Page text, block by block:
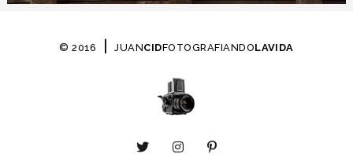
© 2016 | JUANCIDFOTOGRAFIANDOLAVIDA